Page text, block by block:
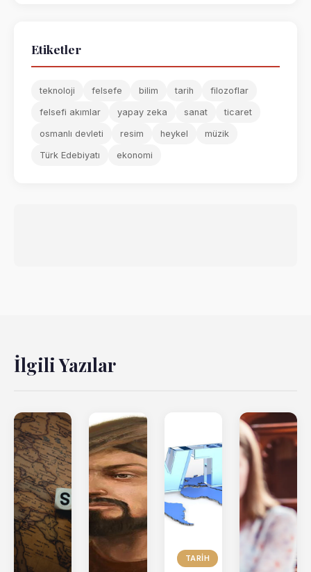
Etiketler
teknoloji felsefe bilim tarih filozoflar
felsefi akımlar yapay zeka sanat ticaret
osmanlı devleti resim heykel müzik
Türk Edebiyatı ekonomi
İlgili Yazılar
TARIH